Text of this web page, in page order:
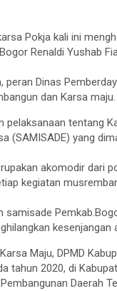
Pokja kali ini
Renaldi Yushab
Dinas
dan Karsa maju.
pelaksanaan tentang
(SAMISADE) yang
akomodir dari
kegiatan
kesenjangan
Maju, DPMD
tahun 2020, di
Daerah